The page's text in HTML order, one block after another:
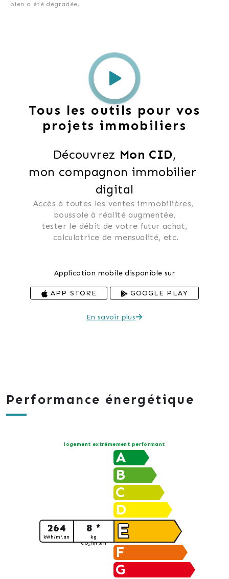
bien a été dégradée.
Tous les outils pour vos
projets immobiliers
Découvrez Mon CID,
mon compagnon immobilier
digital
Accès à toutes les ventes immobilières,
boussole à réalité augmentée,
tester le débit de votre futur achat,
calculatrice de mensualité, etc.
Application mobile disponible sur
APP STORE GOOGLE PLAY
En savoir plus
Performance énergétique
logement extrêmement performant
A
B
C
D
E
264
kWh/m².an
8 *
kg
CO2/m².an
F
G